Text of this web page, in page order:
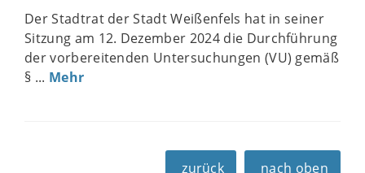
Der Stadtrat der Stadt Weißenfels hat in seiner
Sitzung am 12. Dezember 2024 die Durchführung
der vorbereitenden Untersuchungen (VU) gemäß
§ ... Mehr
zurück nach oben